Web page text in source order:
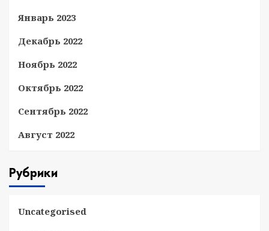
Январь 2023
Декабрь 2022
Ноябрь 2022
Октябрь 2022
Сентябрь 2022
Август 2022
Рубрики
Uncategorised